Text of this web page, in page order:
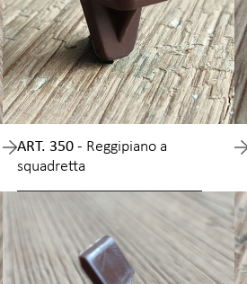
ART. 350 - Reggipiano a
squadretta